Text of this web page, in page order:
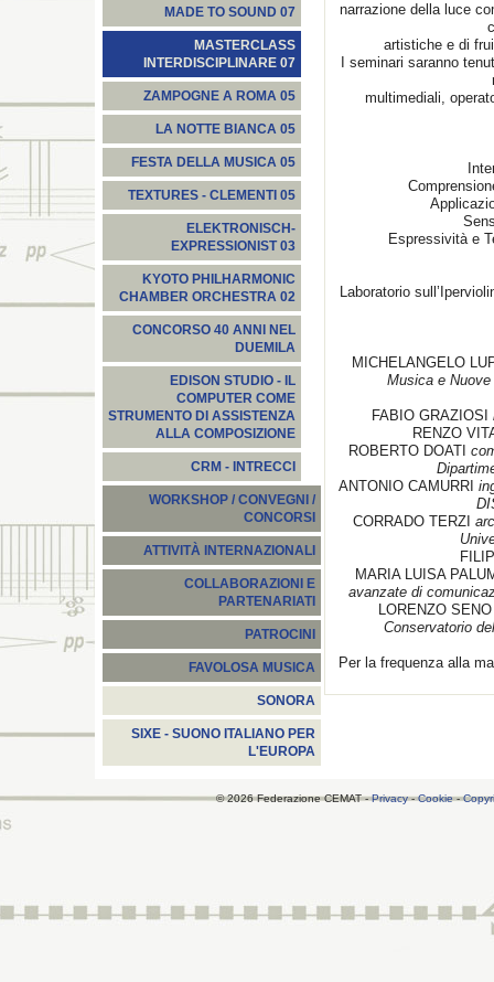
MADE TO SOUND 07
MASTERCLASS
INTERDISCIPLINARE 07
ZAMPOGNE A ROMA 05
LA NOTTE BIANCA 05
FESTA DELLA MUSICA 05
TEXTURES - CLEMENTI 05
ELEKTRONISCH-
EXPRESSIONIST 03
KYOTO PHILHARMONIC
CHAMBER ORCHESTRA 02
CONCORSO 40 ANNI NEL
DUEMILA
EDISON STUDIO - IL
COMPUTER COME
STRUMENTO DI ASSISTENZA
ALLA COMPOSIZIONE
CRM - INTRECCI
WORKSHOP / CONVEGNI /
CONCORSI
ATTIVITÀ INTERNAZIONALI
COLLABORAZIONI E
PARTENARIATI
PATROCINI
FAVOLOSA MUSICA
SONORA
SIXE - SUONO ITALIANO PER
L'EUROPA
narrazione della luce
artistiche e di
I seminari saranno
multimediali,
Espressività e
Laboratorio
MICHELANGELO
Musica e Nuove
FABIO GRAZIOSI
RENZO
ROBERTO DOATI
ANTONIO CAMURRI
CORRADO TERZI
MARIA LUISA
avanzate di
LORENZO
Conservatorio
Per la frequenza alla
© 2026 Federazione CEMAT -Privacy-Cookie-